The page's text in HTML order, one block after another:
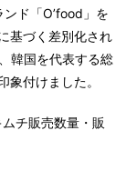
ド「O’food」を
基づく差別化され
韓国を代表する総
象付けました。
チ販売数量・販